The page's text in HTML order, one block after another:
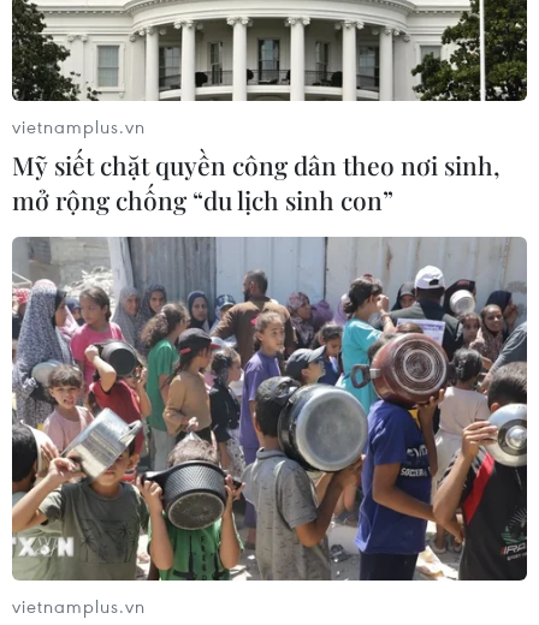
Hàn Quốc theo đuổi tiếp cận 'có nguyên
tắc' trong vấn đề Triều Tiên
11/01/2023 07:54
Bộ Ngoại giao Hàn Quốc sẽ theo đuổi cách tiếp cận "có
nguyên tắc" đối với vấn đề Triều Tiên, cũng như củng cố
hợp tác với cộng đồng quốc tế hướng tới mục tiêu phi
hạt nhân hóa bán đảo Triều Tiên.
vietnamplus.vn
Mỹ siết chặt quyền công dân theo nơi sinh,
mở rộng chống “du lịch sinh con”
vietnamplus.vn